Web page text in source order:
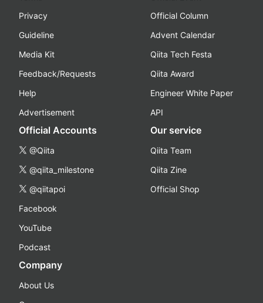
Privacy
Guideline
Media Kit
Feedback/Requests
Help
Advertisement
Official Column
Advent Calendar
Qiita Tech Festa
Qiita Award
Engineer White Paper
API
Official Accounts
@Qiita
@qiita_milestone
@qiitapoi
Facebook
YouTube
Podcast
Our service
Qiita Team
Qiita Zine
Official Shop
Company
About Us